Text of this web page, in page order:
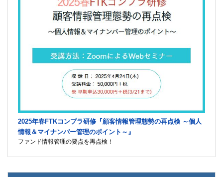
2025年春FTKコンプラ研修『顧客情報管理態勢の再点検 ～個人
情報＆マイナンバー管理のポイント～』
ファンド情報管理の要点を再点検！